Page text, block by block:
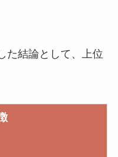
た結論として、上位